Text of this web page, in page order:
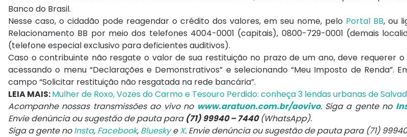
Banco do Brasil.
Nesse caso, o cidadão pode reagendar o crédito dos valores, em seu nome, pelo Portal BB, ou
Relacionamento BB por meio dos telefones 4004-0001 (capitais), 0800-729-0001 (demais
(telefone especial exclusivo para deficientes auditivos).
Caso o contribuinte não resgate o valor de sua restituição no prazo de um ano, deve requerer
acessando o menu “Declarações e Demonstrativos” e selecionando “Meu Imposto de Renda”.
campo “Solicitar restituição não resgatada na rede bancária”.
LEIA MAIS:Mulher de Roxo, Vozes do Carmo e Tesouro Perdido: conheça 3 lendas urbanas de
Acompanhe nossas transmissões ao vivo no www.aratuon.com.br/aovivo. Siga a gente no
Envie denúncia ou sugestão de pauta para (71) 99940 – 7440(WhatsApp).
Siga a gente noInsta, Facebook, BlueskyeX. Envie denúncia ou sugestão de pauta para (71)